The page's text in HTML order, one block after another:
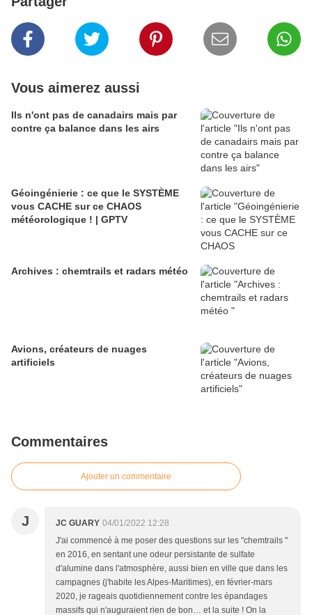
Vous aimerez aussi
Ils n'ont pas de canadairs mais par
contre ça balance dans les airs
Géoingénierie : ce que le SYSTÈME
vous CACHE sur ce CHAOS
météorologique ! | GPTV
Archives : chemtrails et radars météo
Avions, créateurs de nuages
artificiels
Commentaires
Ajouter un commentaire
J JC GUARY 04/01/2022 12:28
J'ai commencé à me poser des questions sur les "chemtrails "
en 2016, en sentant une odeur persistante de sulfate
d'alumine dans l'atmosphère, aussi bien en ville que dans les
campagnes (j'habite les Alpes-Maritimes), en février-mars
2020, je rageais quotidiennement contre les épandages
massifs qui n'auguraient rien de bon… et la suite ! On la